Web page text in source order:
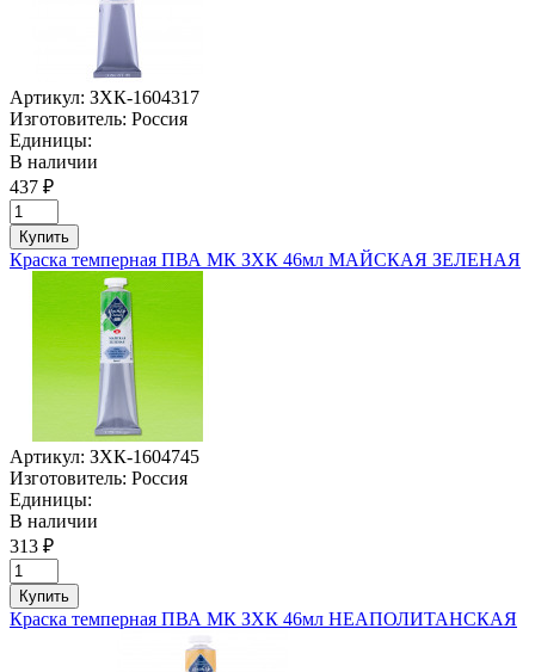
Артикул: ЗХК-1604317
Изготовитель: Россия
Единицы:
В наличии
437 ₽
Купить
Краска темперная ПВА МК ЗХК 46мл МАЙСКАЯ ЗЕЛЕНАЯ
Артикул: ЗХК-1604745
Изготовитель: Россия
Единицы:
В наличии
313 ₽
Купить
Краска темперная ПВА МК ЗХК 46мл НЕАПОЛИТАНСКАЯ